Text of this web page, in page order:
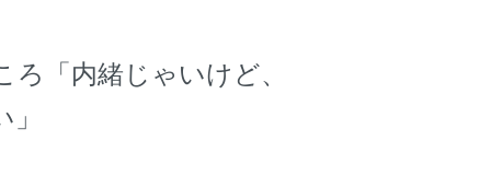
ろ「内緒じゃいけど、